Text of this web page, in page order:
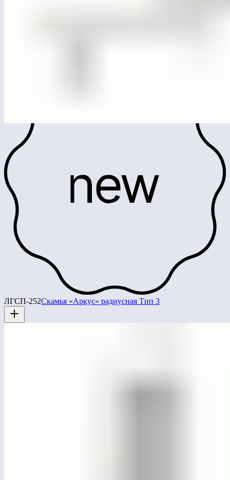
ЛГСП-252Скамья «Аркус» радиусная Тип 3